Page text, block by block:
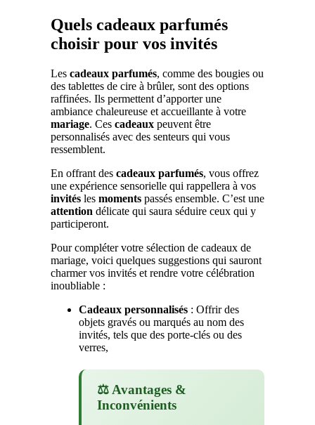
Quels cadeaux parfumés
choisir pour vos invités
Les cadeaux parfumés, comme des bougies ou
des tablettes de cire à brûler, sont des options
raffinées. Ils permettent d’apporter une
ambiance chaleureuse et accueillante à votre
mariage. Ces cadeaux peuvent être
personnalisés avec des senteurs qui vous
ressemblent.
En offrant des cadeaux parfumés, vous offrez
une expérience sensorielle qui rappellera à vos
invités les moments passés ensemble. C’est une
attention délicate qui saura séduire ceux qui y
participeront.
Pour compléter votre sélection de cadeaux de
mariage, voici quelques suggestions qui sauront
charmer vos invités et rendre votre célébration
inoubliable :
Cadeaux personnalisés : Offrir des
objets gravés ou marqués au nom des
invités, tels que des porte-clés ou des
verres,
⚖️ Avantages &
Inconvénients